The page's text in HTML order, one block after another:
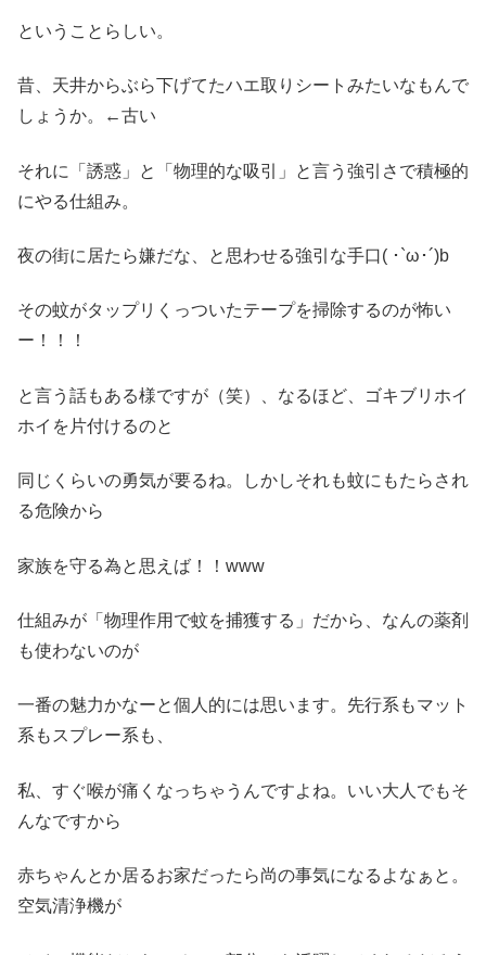
ということらしい。
昔、天井からぶら下げてたハエ取りシートみたいなもんで
しょうか。←古い
それに「誘惑」と「物理的な吸引」と言う強引さで積極的
にやる仕組み。
夜の街に居たら嫌だな、と思わせる強引な手口( ･`ω･´)b
その蚊がタップリくっついたテープを掃除するのが怖い
ー！！！
と言う話もある様ですが（笑）、なるほど、ゴキブリホイ
ホイを片付けるのと
同じくらいの勇気が要るね。しかしそれも蚊にもたらされ
る危険から
家族を守る為と思えば！！www
仕組みが「物理作用で蚊を捕獲する」だから、なんの薬剤
も使わないのが
一番の魅力かなーと個人的には思います。先行系もマット
系もスプレー系も、
私、すぐ喉が痛くなっちゃうんですよね。いい大人でもそ
んなですから
赤ちゃんとか居るお家だったら尚の事気になるよなぁと。
空気清浄機が